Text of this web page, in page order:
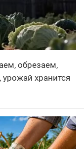
обрезаем,
хранится